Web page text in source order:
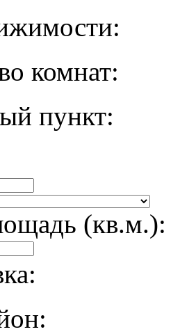
комнат:
пункт:
(кв.м.):